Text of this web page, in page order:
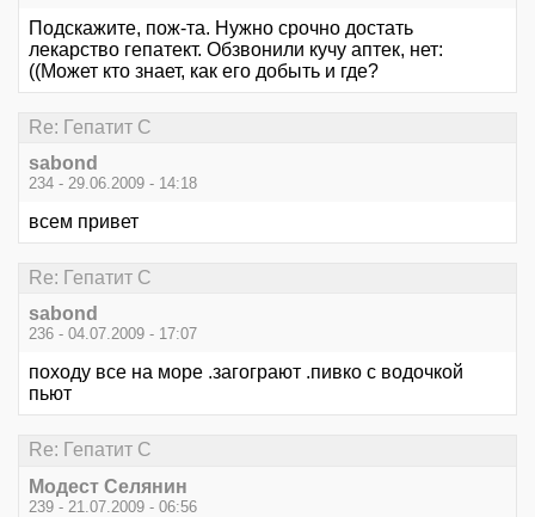
Подскажите, пож-та. Нужно срочно достать
лекарство гепатект. Обзвонили кучу аптек, нет:
((Может кто знает, как его добыть и где?
Re: Гепатит С
sabond
234 - 29.06.2009 - 14:18
всем привет
Re: Гепатит С
sabond
236 - 04.07.2009 - 17:07
походу все на море .загограют .пивко с водочкой
пьют
Re: Гепатит С
Модест Селянин
239 - 21.07.2009 - 06:56